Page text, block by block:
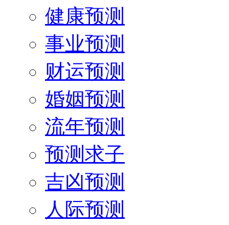
健康预测
事业预测
财运预测
婚姻预测
流年预测
预测求子
吉凶预测
人际预测